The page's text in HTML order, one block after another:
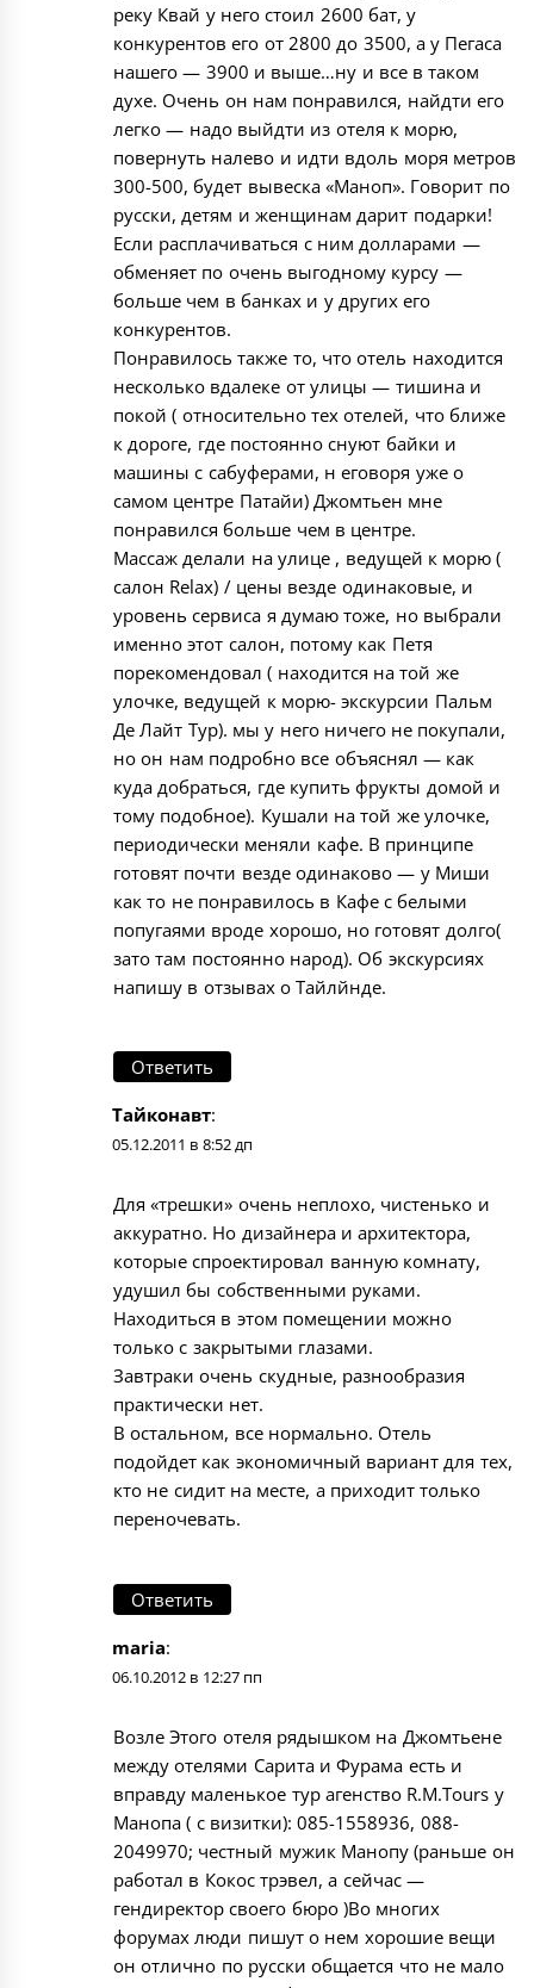
реку Квай у него стоил 2600 бат, у
конкурентов его от 2800 до 3500, а у Пегаса
нашего — 3900 и выше…ну и все в таком
духе. Очень он нам понравился, найдти его
легко — надо выйдти из отеля к морю,
повернуть налево и идти вдоль моря метров
300-500, будет вывеска «Маноп». Говорит по
русски, детям и женщинам дарит подарки!
Если расплачиваться с ним долларами —
обменяет по очень выгодному курсу —
больше чем в банках и у других его
конкурентов.
Понравилось также то, что отель находится
несколько вдалеке от улицы — тишина и
покой ( относительно тех отелей, что ближе
к дороге, где постоянно снуют байки и
машины с сабуферами, н еговоря уже о
самом центре Патайи) Джомтьен мне
понравился больше чем в центре.
Массаж делали на улице , ведущей к морю (
салон Relax) / цены везде одинаковые, и
уровень сервиса я думаю тоже, но выбрали
именно этот салон, потому как Петя
порекомендовал ( находится на той же
улочке, ведущей к морю- экскурсии Пальм
Де Лайт Тур). мы у него ничего не покупали,
но он нам подробно все объяснял — как
куда добраться, где купить фрукты домой и
тому подобное). Кушали на той же улочке,
периодически меняли кафе. В принципе
готовят почти везде одинаково — у Миши
как то не понравилось в Кафе с белыми
попугаями вроде хорошо, но готовят долго(
зато там постоянно народ). Об экскурсиях
напишу в отзывах о Тайлйнде.
Ответить
Тайконавт:
05.12.2011 в 8:52 дп
Для «трешки» очень неплохо, чистенько и
аккуратно. Но дизайнера и архитектора,
которые спроектировал ванную комнату,
удушил бы собственными руками.
Находиться в этом помещении можно
только с закрытыми глазами.
Завтраки очень скудные, разнообразия
практически нет.
В остальном, все нормально. Отель
подойдет как экономичный вариант для тех,
кто не сидит на месте, а приходит только
переночевать.
Ответить
maria:
06.10.2012 в 12:27 пп
Возле Этого отеля рядышком на Джомтьене
между отелями Сарита и Фурама есть и
вправду маленькое тур агенство R.M.Tours у
Манопа ( с визитки): 085-1558936, 088-
2049970; честный мужик Манопу (раньше он
работал в Кокос трэвел, а сейчас —
гендиректор своего бюро )Во многих
форумах люди пишут о нем хорошие вещи
он отлично по русски общается что не мало